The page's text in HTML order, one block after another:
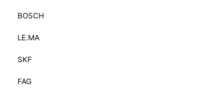
BOSCH
LE.MA
SKF
FAG